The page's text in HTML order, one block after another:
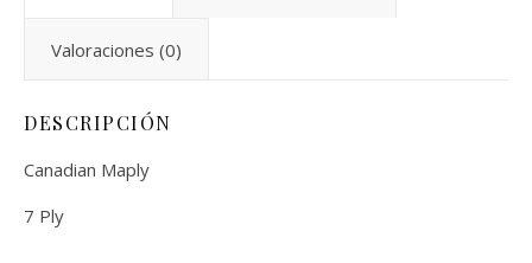
Valoraciones (0)
DESCRIPCIÓN
Canadian Maply
7 Ply